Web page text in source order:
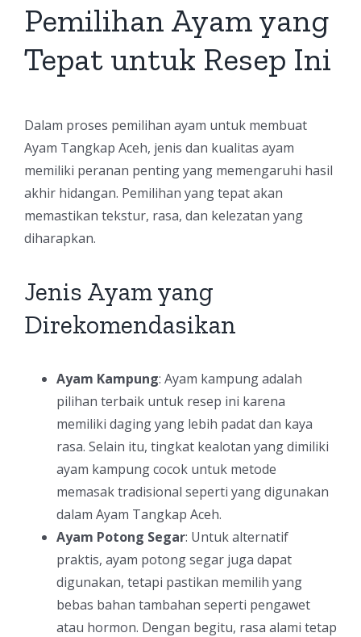
Pemilihan Ayam yang
Tepat untuk Resep Ini
Dalam proses pemilihan ayam untuk membuat
Ayam Tangkap Aceh, jenis dan kualitas ayam
memiliki peranan penting yang memengaruhi hasil
akhir hidangan. Pemilihan yang tepat akan
memastikan tekstur, rasa, dan kelezatan yang
diharapkan.
Jenis Ayam yang
Direkomendasikan
Ayam Kampung: Ayam kampung adalah
pilihan terbaik untuk resep ini karena
memiliki daging yang lebih padat dan kaya
rasa. Selain itu, tingkat kealotan yang dimiliki
ayam kampung cocok untuk metode
memasak tradisional seperti yang digunakan
dalam Ayam Tangkap Aceh.
Ayam Potong Segar: Untuk alternatif
praktis, ayam potong segar juga dapat
digunakan, tetapi pastikan memilih yang
bebas bahan tambahan seperti pengawet
atau hormon. Dengan begitu, rasa alami tetap